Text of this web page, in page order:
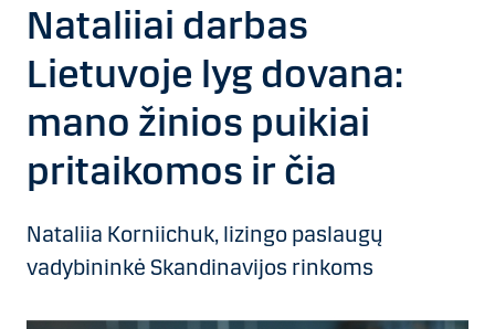
Nataliiai darbas
Lietuvoje lyg dovana:
mano žinios puikiai
pritaikomos ir čia
Nataliia Korniichuk, lizingo paslaugų
vadybininkė Skandinavijos rinkoms